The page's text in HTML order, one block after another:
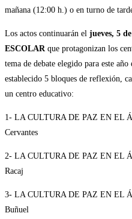
mañana (12:00 h.) o en turno de
Los actos continuarán el jueves, 5
ESCOLAR que protagonizan los
tema de debate elegido para este
establecido 5 bloques de reflexión,
un centro educativo:
1- LA CULTURA DE PAZ EN EL
Cervantes
2- LA CULTURA DE PAZ EN EL
Racaj
3- LA CULTURA DE PAZ EN EL
Buñuel